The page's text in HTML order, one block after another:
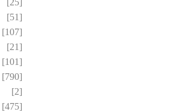
[25]
[51]
[107]
[21]
[101]
[790]
[2]
[475]